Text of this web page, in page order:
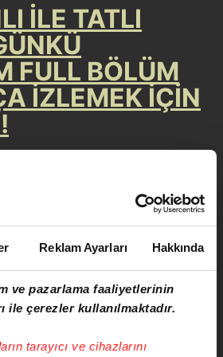
Reklam Ayarları Hakkında
ve pazarlama faaliyetlerinin
ile çerezler kullanılmaktadır.
tarayıcı ve cihazlarını
İLE TATLI
FULL BÖLÜM
İZLEMEK İÇİN